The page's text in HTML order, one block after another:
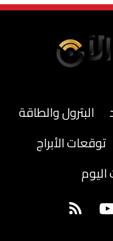
البترول والطاقة
توقعات الأبراج